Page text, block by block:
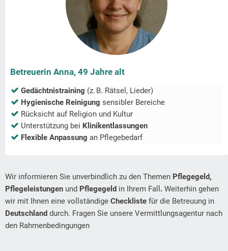
Betreuerin Anna, 49 Jahre alt
Gedächtnistraining (z. B. Rätsel, Lieder)
Hygienische Reinigung sensibler Bereiche
Rücksicht auf Religion und Kultur
Unterstützung bei Klinikentlassungen
Flexible Anpassung an Pflegebedarf
Wir informieren Sie unverbindlich zu den Themen Pflegegeld,
Pflegeleistungen und Pflegegeld in Ihrem Fall . Weiterhin gehen
wir mit Ihnen eine vollständige Checkliste für die Betreuung in
Deutschland durch. Fragen Sie unsere Vermittlungsagentur nach
den Rahmenbedingungen